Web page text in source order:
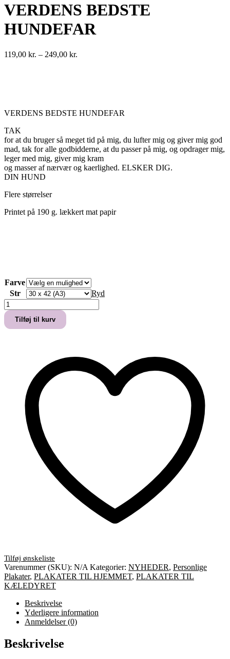
VERDENS BEDSTE
HUNDEFAR
119,00 kr. – 249,00 kr.
VERDENS BEDSTE HUNDEFAR
TAK
for at du bruger så meget tid på mig, du lufter mig og giver mig god
mad, tak for alle godbidderne, at du passer på mig, og opdrager mig,
leger med mig, giver mig kram
og masser af nærvær og kaerlighed. ELSKER DIG.
DIN HUND
Flere størrelser
Printet på 190 g. lækkert mat papir
Farve
Str
Ryd
VERDENS
BEDSTE
HUNDEFAR
antal
Tilføj til kurv
Varenummer (SKU): N/A Kategorier: NYHEDER, Personlige
Plakater, PLAKATER TIL HJEMMET, PLAKATER TIL
KÆLEDYRET
Beskrivelse
Yderligere information
Anmeldelser (0)
Beskrivelse